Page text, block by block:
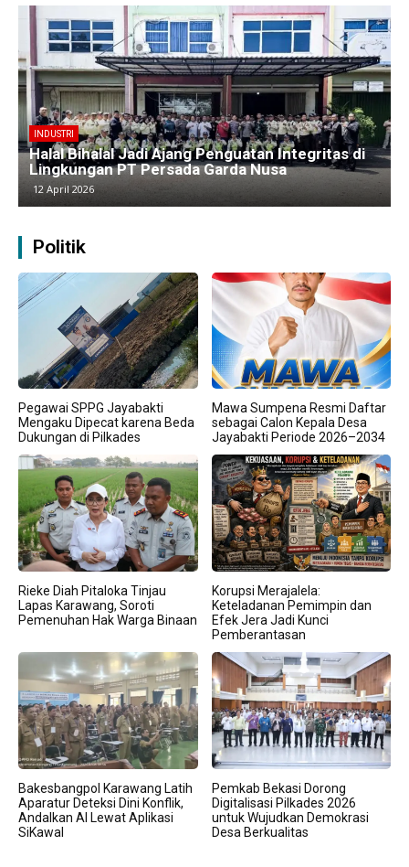
BERITA
Kawasan Industri Cikarang Kembali Padat,
Produksi dan Logistik Beroperasi Penuh”
9 April 2026
Politik
Pegawai SPPG Jayabakti
Mengaku Dipecat karena Beda
Dukungan di Pilkades
Mawa Sumpena Resmi Daftar
sebagai Calon Kepala Desa
Jayabakti Periode 2026–2034
Rieke Diah Pitaloka Tinjau
Lapas Karawang, Soroti
Pemenuhan Hak Warga Binaan
Korupsi Merajalela:
Keteladanan Pemimpin dan
Efek Jera Jadi Kunci
Pemberantasan
Bakesbangpol Karawang Latih
Aparatur Deteksi Dini Konflik,
Andalkan AI Lewat Aplikasi
SiKawal
Pemkab Bekasi Dorong
Digitalisasi Pilkades 2026
untuk Wujudkan Demokrasi
Desa Berkualitas